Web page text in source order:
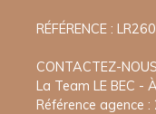
RÉFÉRENCE :
CONTACTEZ-
La Team LE BEC -
Référence agence :